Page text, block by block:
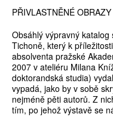
PŘIVLASTNĚNÉ OBRAZY
Obsáhlý výpravný
Tichoně, který k
absolventa pražské
2007 v ateliéru Milana
doktorandská studia)
vypadá, jako by v sobě
nejméně pěti autorů. Z
tím, po jehož výstavě se